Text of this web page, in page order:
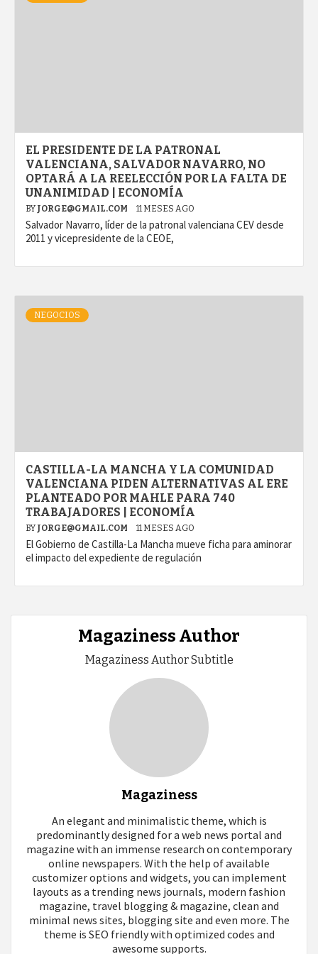
EL PRESIDENTE DE LA PATRONAL
VALENCIANA, SALVADOR NAVARRO, NO
OPTARÁ A LA REELECCIÓN POR LA FALTA DE
UNANIMIDAD | ECONOMÍA
BY JORGE@GMAIL.COM 11 MESES AGO
Salvador Navarro, líder de la patronal valenciana CEV desde
2011 y vicepresidente de la CEOE,
NEGOCIOS
CASTILLA-LA MANCHA Y LA COMUNIDAD
VALENCIANA PIDEN ALTERNATIVAS AL ERE
PLANTEADO POR MAHLE PARA 740
TRABAJADORES | ECONOMÍA
BY JORGE@GMAIL.COM 11 MESES AGO
El Gobierno de Castilla-La Mancha mueve ficha para aminorar
el impacto del expediente de regulación
Magaziness Author
Magaziness Author Subtitle
Magaziness
An elegant and minimalistic theme, which is
predominantly designed for a web news portal and
magazine with an immense research on contemporary
online newspapers. With the help of available
customizer options and widgets, you can implement
layouts as a trending news journals, modern fashion
magazine, travel blogging & magazine, clean and
minimal news sites, blogging site and even more. The
theme is SEO friendly with optimized codes and
awesome supports.